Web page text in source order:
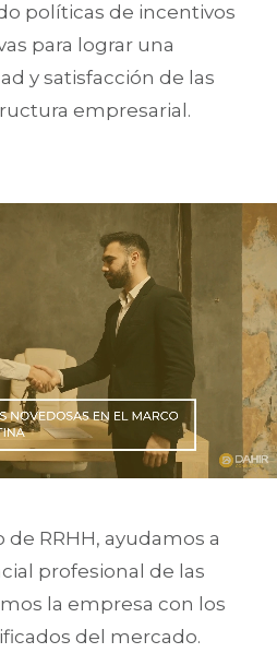
políticas de incentivos
para lograr una
y satisfacción de las
empresarial.
RRHH, ayudamos a
profesional de las
la empresa con los
del mercado.